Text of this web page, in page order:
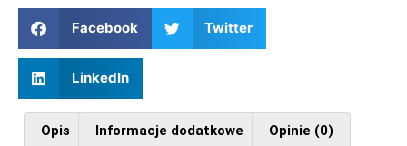
Facebook Twitter
LinkedIn
Opis Informacje dodatkowe Opinie (0)